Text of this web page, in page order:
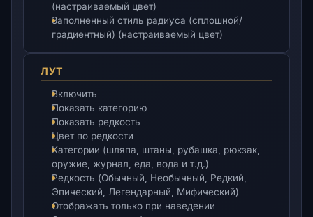
(настраиваемый цвет)
Заполненный стиль радиуса (сплошной/
градиентный) (настраиваемый цвет)
ЛУТ
Включить
Показать категорию
Показать редкость
Цвет по редкости
Категории (шляпа, штаны, рубашка, рюкзак,
оружие, журнал, еда, вода и т.д.)
Редкость (Обычный, Необычный, Редкий,
Эпический, Легендарный, Мифический)
Отображать только при наведении